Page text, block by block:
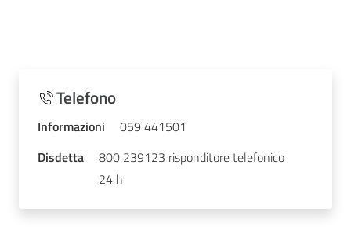
Telefono
Informazioni
059 441501
Disdetta
800 239123 risponditore telefonico
24 h